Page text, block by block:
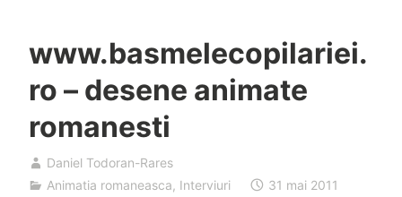
www.basmelecopilariei.
ro – desene animate
romanesti
Daniel Todoran-Rares
Animatia romaneasca, Interviuri
31 mai 2011